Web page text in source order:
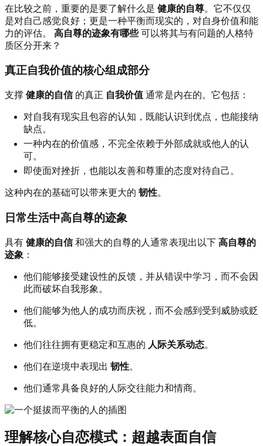
在比较之前，重要的是要了解什么是 健康的自尊。它不仅仅
是对自己感觉良好；更是一种平衡而现实的，对自身价值和能
力的评估。 高自尊的迹象有哪些可以将其与有问题的人格特
质区分开来？
真正自我价值的核心组成部分
支撑 健康的自信的真正 自我价值 通常是内在的。它包括：
对自我有现实且包容的认知，既能认识到优点，也能接纳
缺点。
一种内在的价值感，不完全依赖于外部成就或他人的认
可。
即使面对挫折，也能以友善和尊重的态度对待自己。
这种内在的基础可以带来更大的 韧性。
日常生活中高自尊的迹象
具有 健康的自信和强大的自尊的人通常表现出以下 高自尊的
迹象 ：
他们能够接受建设性的反馈，并从错误中学习，而不会因
此而破坏自我形象。
他们能够为他人的成功而庆祝，而不会感到受到威胁或贬
低。
他们往往拥有更稳定和互惠的 人际关系动态。
他们在逆境中表现出 韧性。
他们通常具备良好的人际交往能力和情商。
理解核心自恋模式：超越表面自信